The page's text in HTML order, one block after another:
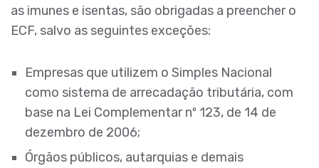
as imunes e isentas, são obrigadas a preencher o
ECF, salvo as seguintes exceções:
Empresas que utilizem o Simples Nacional
como sistema de arrecadação tributária, com
base na Lei Complementar nº 123, de 14 de
dezembro de 2006;
Órgãos públicos, autarquias e demais